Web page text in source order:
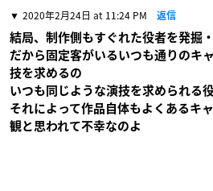
2020年2月24日 at 11:24 PM 返信
結局、制作側もすぐれた役者を発掘
だから固定客がいるいつも通りのキ
技を求めるの
いつも同じような演技を求められる
それによって作品自体もよくあるキ
観と思われて不幸なのよ